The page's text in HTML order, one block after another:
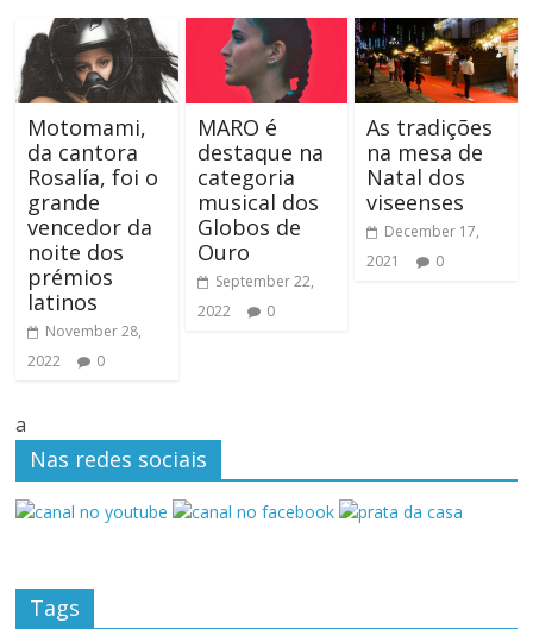
Motomami,
da cantora
Rosalía, foi o
grande
vencedor da
noite dos
prémios
latinos
November 28,
2022
0
MARO é
destaque na
categoria
musical dos
Globos de
Ouro
September 22,
2022
0
As tradições
na mesa de
Natal dos
viseenses
December 17,
2021
0
a
Nas redes sociais
Tags